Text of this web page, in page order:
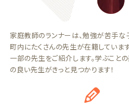
家庭教師のランナーは、勉強が苦手
町内にたくさんの先生が在籍しています
一部の先生をご紹介します。学ぶこと
の良い先生がきっと見つかります！